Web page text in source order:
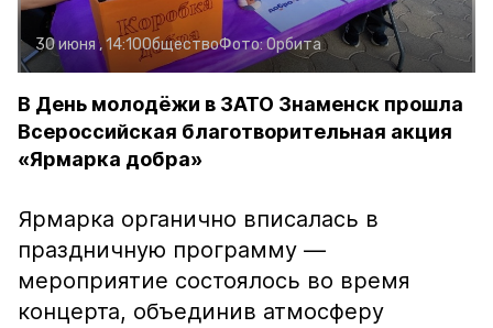
30 июня , 14:10ОбществоФото:Орбита
В День молодёжи в ЗАТО Знаменск прошла
Всероссийская благотворительная акция
«Ярмарка добра»
Ярмарка органично вписалась в
праздничную программу —
мероприятие состоялось во время
концерта, объединив атмосферу